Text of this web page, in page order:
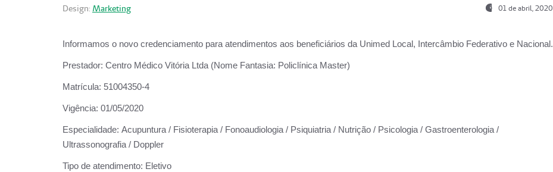
Design: Marketing 01 de abril, 2020
Informamos o novo credenciamento para atendimentos aos beneficiários da Unimed Local, Intercâmbio Federativo e Nacional.
Prestador: Centro Médico Vitória Ltda (Nome Fantasia: Policlínica Master)
Matrícula: 51004350-4
Vigência: 01/05/2020
Especialidade: Acupuntura / Fisioterapia / Fonoaudiologia / Psiquiatria / Nutrição / Psicologia / Gastroenterologia /
Ultrassonografia / Doppler
Tipo de atendimento: Eletivo